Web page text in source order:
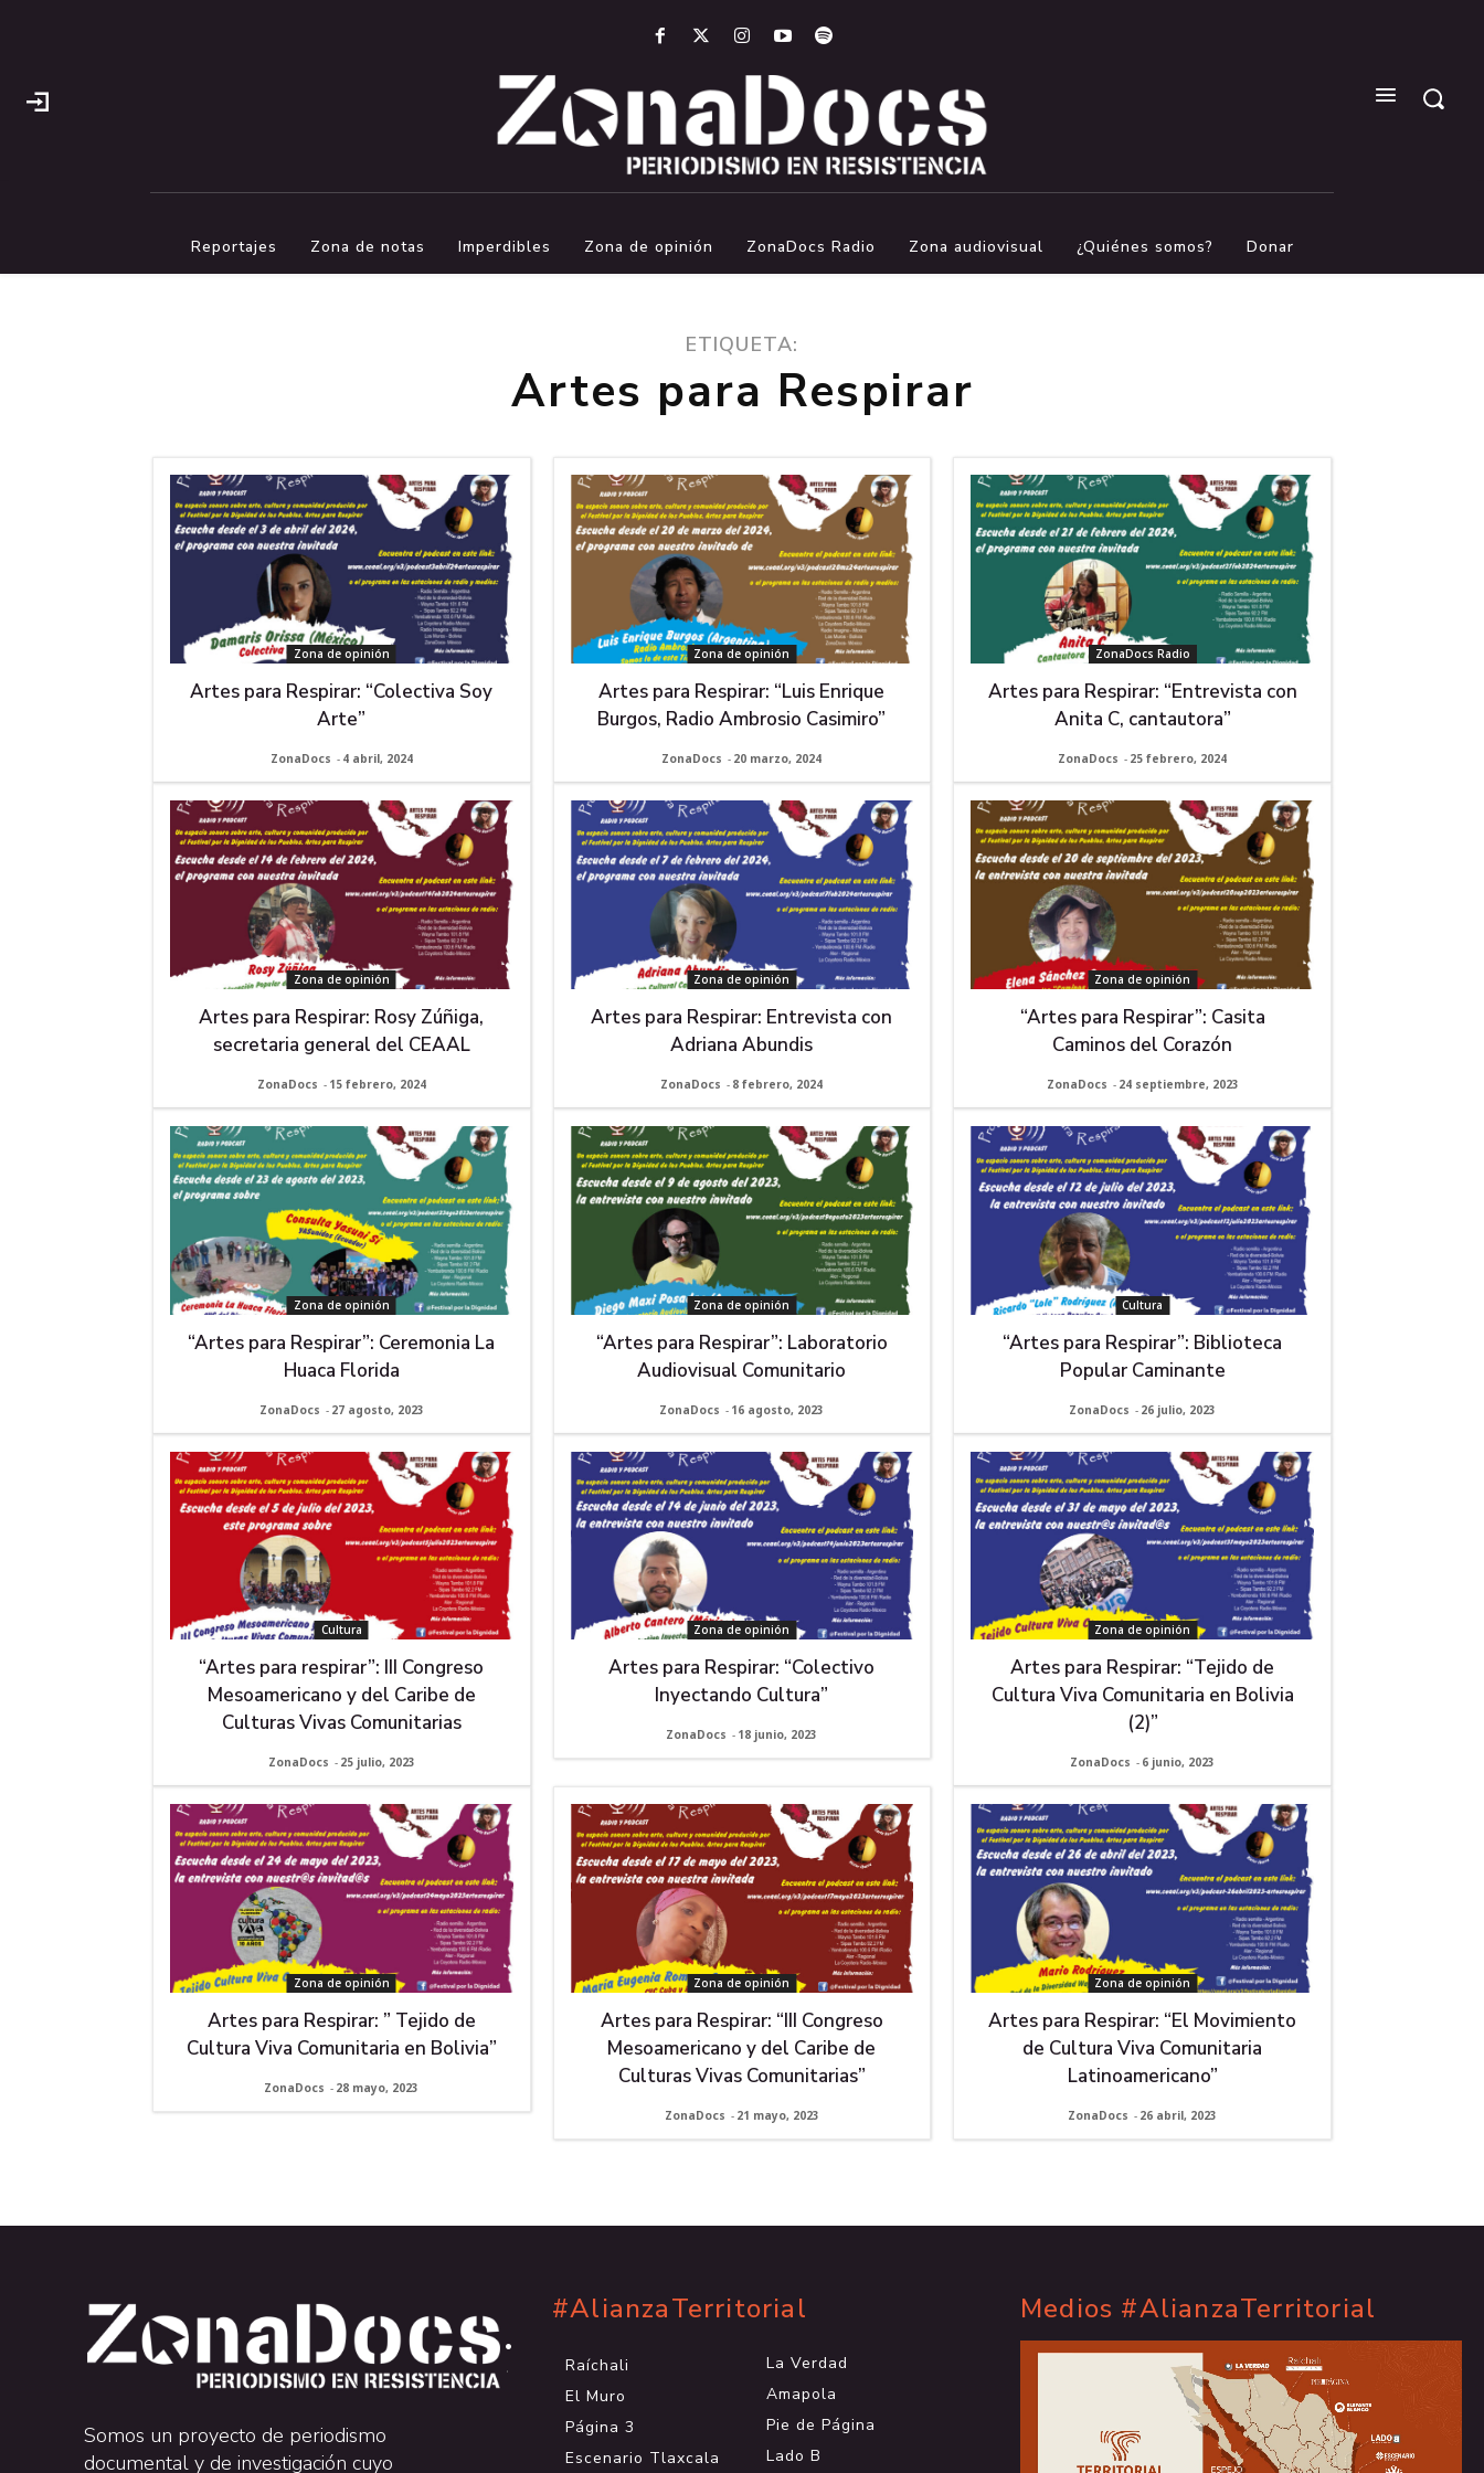
Reportajes Zona de notas Imperdibles Zona de opinión ZonaDocs Radio Zona audiovisual ¿Quiénes somos? Donar
ETIQUETA:
Artes para Respirar
Zona de opinión
Artes para Respirar: “Colectiva Soy
Arte”
ZonaDocs - 4 abril, 2024
Zona de opinión
Artes para Respirar: “Luis Enrique
Burgos, Radio Ambrosio Casimiro”
ZonaDocs - 20 marzo, 2024
ZonaDocs Radio
Artes para Respirar: “Entrevista con
Anita C, cantautora”
ZonaDocs - 25 febrero, 2024
Zona de opinión
Artes para Respirar: Rosy Zúñiga,
secretaria general del CEAAL
ZonaDocs - 15 febrero, 2024
Zona de opinión
Artes para Respirar: Entrevista con
Adriana Abundis
ZonaDocs - 8 febrero, 2024
Zona de opinión
“Artes para Respirar”: Casita
Caminos del Corazón
ZonaDocs - 24 septiembre, 2023
Zona de opinión
“Artes para Respirar”: Ceremonia La
Huaca Florida
ZonaDocs - 27 agosto, 2023
Zona de opinión
“Artes para Respirar”: Laboratorio
Audiovisual Comunitario
ZonaDocs - 16 agosto, 2023
Cultura
“Artes para Respirar”: Biblioteca
Popular Caminante
ZonaDocs - 26 julio, 2023
Cultura
“Artes para respirar”: III Congreso
Mesoamericano y del Caribe de
Culturas Vivas Comunitarias
ZonaDocs - 25 julio, 2023
Zona de opinión
Artes para Respirar: “Colectivo
Inyectando Cultura”
ZonaDocs - 18 junio, 2023
Zona de opinión
Artes para Respirar: “Tejido de
Cultura Viva Comunitaria en Bolivia
(2)”
ZonaDocs - 6 junio, 2023
Zona de opinión
Artes para Respirar: ” Tejido de
Cultura Viva Comunitaria en Bolivia”
ZonaDocs - 28 mayo, 2023
Zona de opinión
Artes para Respirar: “III Congreso
Mesoamericano y del Caribe de
Culturas Vivas Comunitarias”
ZonaDocs - 21 mayo, 2023
Zona de opinión
Artes para Respirar: “El Movimiento
de Cultura Viva Comunitaria
Latinoamericano”
ZonaDocs - 26 abril, 2023
.
.
Somos un proyecto de periodismo
documental y de investigación cuyo
#AlianzaTerritorial
Raíchali
El Muro
Página 3
Escenario Tlaxcala
.
La Verdad
Amapola
Pie de Página
Lado B
Medios #AlianzaTerritorial